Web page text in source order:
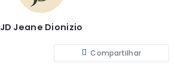
JD Jeane Dionizio
Compartilhar